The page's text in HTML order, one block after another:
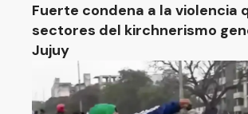
Fuerte condena a la violencia
sectores del kirchnerismo
Jujuy